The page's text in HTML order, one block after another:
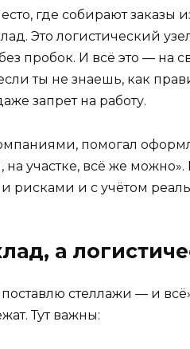
где собирают заказы
Это логистический
пробок. И всё это — на
ты не знаешь, как
запрет на работу.
помогал
участке, всё же можно».
и с учётом
а
стеллажи — и
Тут важны: